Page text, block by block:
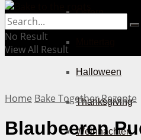
Ostern
Halloween
Thanksgiving
Weihnachten
No Result
View All Result
Home Bake Together Rezepte
Blaubeeren